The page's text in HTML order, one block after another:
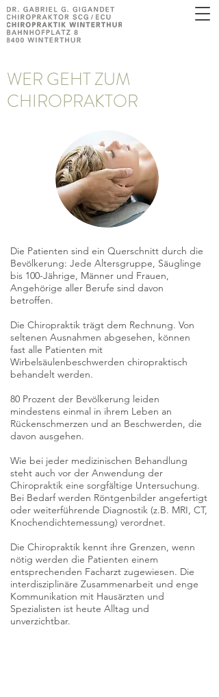
WER GEHT ZUM
CHIROPRAKTOR
Die Patienten sind ein Querschnitt durch die
Bevölkerung: Jede Altersgruppe, Säuglinge
bis 100-Jährige, Männer und Frauen,
Angehörige aller Berufe sind davon
betroffen.
Die Chiropraktik trägt dem Rechnung. Von
seltenen Ausnahmen abgesehen, können
fast alle Patienten mit
Wirbelsäulenbeschwerden chiropraktisch
behandelt werden.
80 Prozent der Bevölkerung leiden
mindestens einmal in ihrem Leben an
Rückenschmerzen und an Beschwerden, die
davon ausgehen.
Wie bei jeder medizinischen Behandlung
steht auch vor der Anwendung der
Chiropraktik eine sorgfältige Untersuchung.
Bei Bedarf werden Röntgenbilder angefertigt
oder weiterführende Diagnostik (z.B. MRI, CT,
Knochendichtemessung) verordnet.
Die Chiropraktik kennt ihre Grenzen, wenn
nötig werden die Patienten einem
entsprechenden Facharzt zugewiesen. Die
interdisziplinäre Zusammenarbeit und enge
Kommunikation mit Hausärzten und
Spezialisten ist heute Alltag und
unverzichtbar.